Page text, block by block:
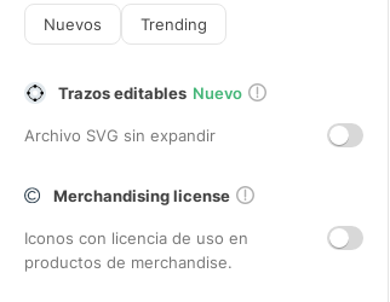
Nuevos Trending
Trazos editables Nuevo
Archivo SVG sin expandir
Merchandising license
Iconos con licencia de uso en
productos de merchandise.